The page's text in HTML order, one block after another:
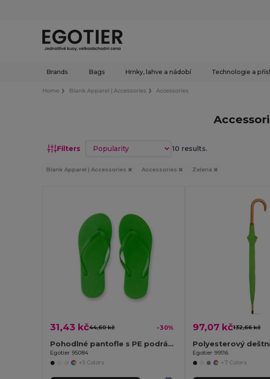
Brands Bags Hrnky, lahve a nádobí Technologie a
Home Blank Apparel | Accessories Accessories
Filters Sort by 10 results.
Blank Apparel | Accessories Accessories Zelená
31,43 kč44,60 kč -30%
Pohodlné pantofle s PE podrážkou a PVC páskem
Egotier 95084
+5 Colors
97,07 kč132,66 kč
Egotier 99116
+7 Colors